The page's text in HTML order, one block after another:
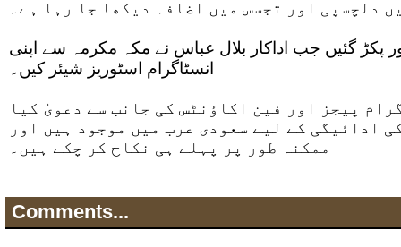
دلچسپی اور تجسس میں اضافہ دیکھا جا رہا ہے۔
پکڑ گئیں جب اداکار بلال عباس نے مکہ مکرمہ سے اپنی
انسٹاگرام اسٹوریز شیئر کیں۔
پیجز اور فین اکاؤنٹس کی جانب سے دعویٰ کیا
ادائیگی کے لیے سعودی عرب میں موجود ہیں اور
ممکنہ طور پر پہلے ہی نکاح کر چکے ہیں۔
Comments...